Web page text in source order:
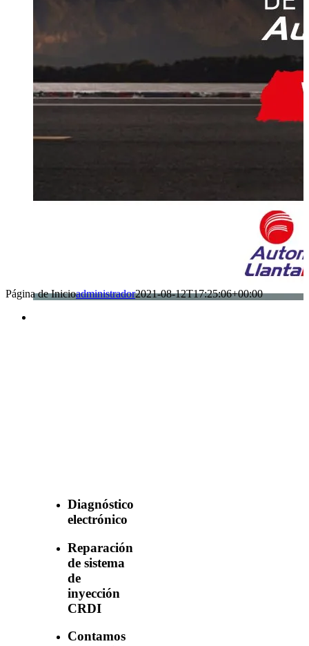
Página de Inicioadministrador2021-08-12T17:25:06+00:00
Diagnóstico
electrónico
Reparación
de sistema
de
inyección
CRDI
Contamos